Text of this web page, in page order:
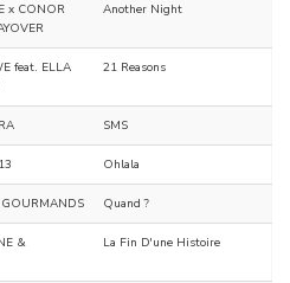
x CONOR
Another Night
feat. ELLA
21 Reasons
SMS
Ohlala
GOURMANDS Quand ?
&
La Fin D'une Histoire